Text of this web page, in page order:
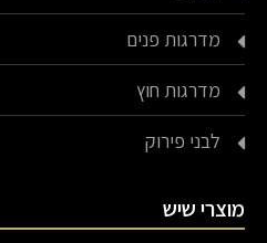
מדרגות פנים
מדרגות חוץ
לבני פירוק
מוצרי שיש